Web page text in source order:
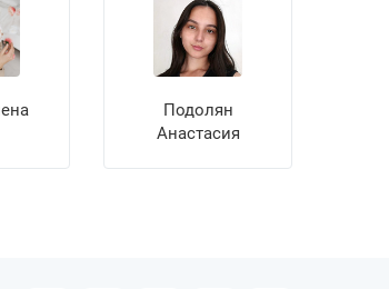
Подолян
Анастасия